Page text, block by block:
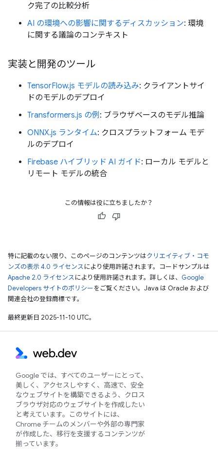
ク完了の比較分析
AI の環境への影響に関するディスカッション: 環境
に関する議論のコンテキスト
実装と開発のツール
TensorFlow.js モデルの読み込み: クライアントサイ
ドのモデルのデプロイ
Transformers.js の例: ブラウザベースのモデル推論
ONNX.js ランタイム: クロスプラットフォーム モデ
ルのデプロイ
Firebase ハイブリッド AI ガイド: ローカル モデルと
リモート モデルの統合
この情報は役に立ちましたか？
特に記載のない限り、このページのコンテンツはクリエイティブ・コモ
ンズの表示 4.0 ライセンスにより使用許諾されます。コードサンプルは
Apache 2.0 ライセンスにより使用許諾されます。詳しくは、 Google
Developers サイトのポリシーをご覧ください。Java は Oracle および
関連会社の登録商標です。
最終更新日 2025-11-10 UTC。
Google では、すべてのユーザーにとって、
美しく、アクセスしやすく、高速で、安全
なウェブサイトを構築できるよう、クロス
ブラウザ対応のウェブサイトを作成したい
と考えています。このサイトには、
Chrome チームのメンバーや外部の専門家
が作成した、移行を支援するコンテンツが
揃っています。